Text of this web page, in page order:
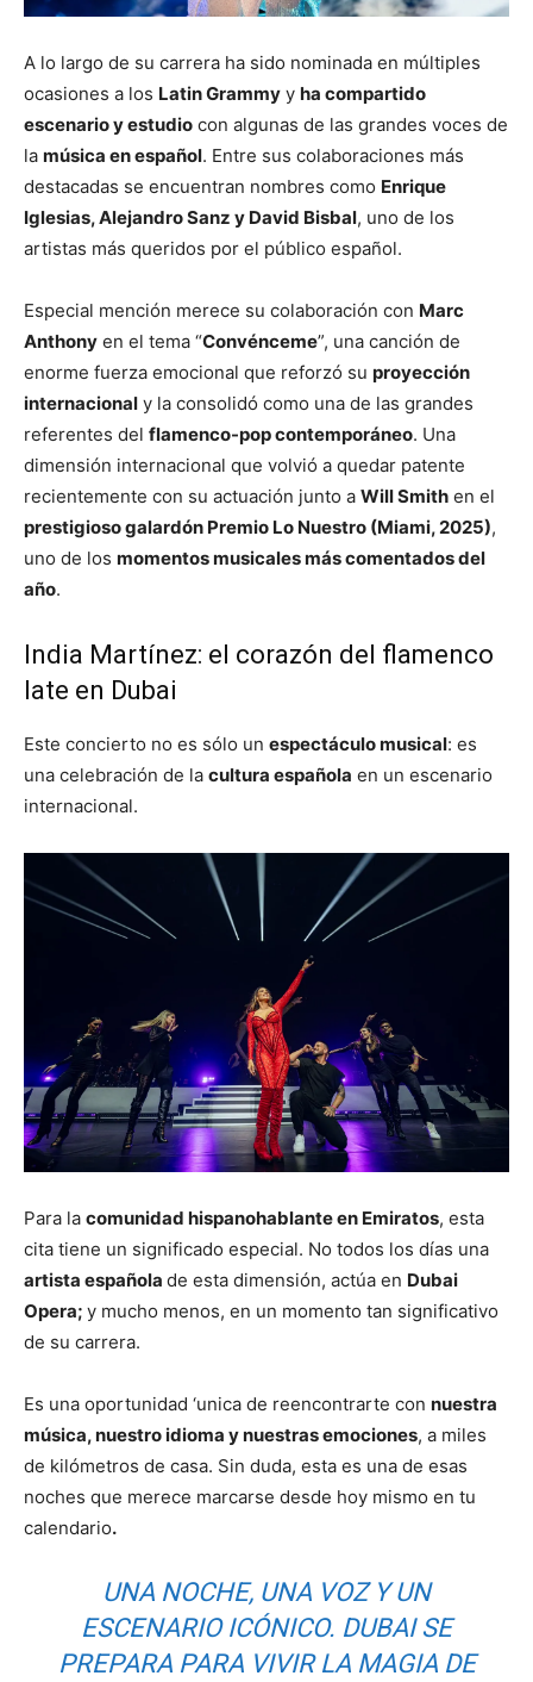
A lo largo de su carrera ha sido nominada en múltiples
ocasiones a los Latin Grammy y ha compartido
escenario y estudio con algunas de las grandes voces de
la música en español. Entre sus colaboraciones más
destacadas se encuentran nombres como Enrique
Iglesias, Alejandro Sanz y David Bisbal, uno de los
artistas más queridos por el público español.
Especial mención merece su colaboración con Marc
Anthony en el tema “Convénceme”, una canción de
enorme fuerza emocional que reforzó su proyección
internacional y la consolidó como una de las grandes
referentes del flamenco-pop contemporáneo. Una
dimensión internacional que volvió a quedar patente
recientemente con su actuación junto a Will Smith en el
prestigioso galardón Premio Lo Nuestro (Miami, 2025),
uno de los momentos musicales más comentados del
año.
India Martínez: el corazón del flamenco
late en Dubai
Este concierto no es sólo un espectáculo musical: es
una celebración de la cultura española en un escenario
internacional.
Para la comunidad hispanohablante en Emiratos, esta
cita tiene un significado especial. No todos los días una
artista española de esta dimensión, actúa en Dubai
Opera; y mucho menos, en un momento tan significativo
de su carrera.
Es una oportunidad ‘unica de reencontrarte con nuestra
música, nuestro idioma y nuestras emociones, a miles
de kilómetros de casa. Sin duda, esta es una de esas
noches que merece marcarse desde hoy mismo en tu
calendario.
UNA NOCHE, UNA VOZ Y UN
ESCENARIO ICÓNICO. DUBAI SE
PREPARA PARA VIVIR LA MAGIA DE